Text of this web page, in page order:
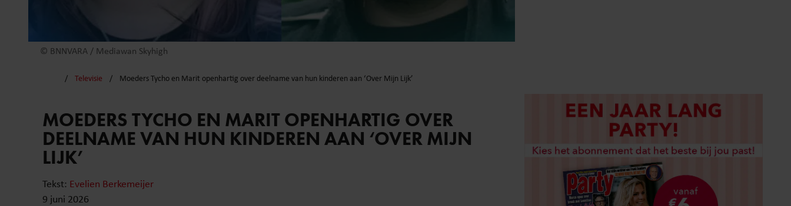
© BNNVARA / Mediawan Skyhigh
Televisie Moeders Tycho en Marit openhartig over deelname van hun kinderen aan ‘Over Mijn Lijk’
MOEDERS TYCHO EN MARIT OPENHARTIG OVER
DEELNAME VAN HUN KINDEREN AAN ‘OVER MIJN
LIJK’
Tekst: Evelien Berkemeijer
9 juni 2026